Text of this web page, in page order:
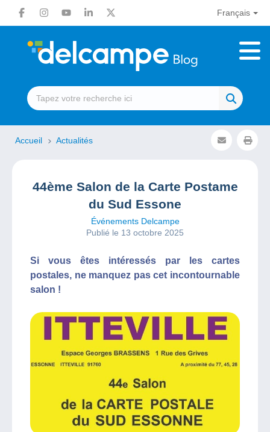
Français
Accueil Actualités
44ème Salon de la Carte Postame
du Sud Essone
Événements Delcampe
Publié le 13 octobre 2025
Si vous êtes intéressés par les cartes
postales, ne manquez pas cet incontournable
salon !